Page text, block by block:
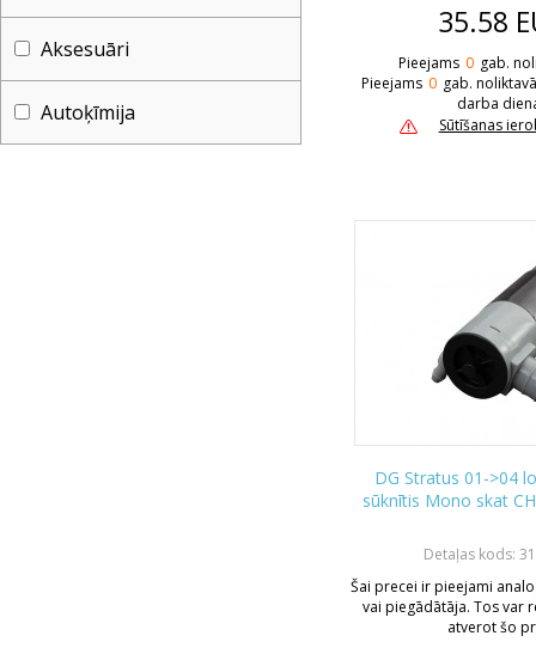
Aksesuāri
Autoķīmija
35.58
Pieejams 0 gab.
Pieejams 0 gab.
darba
Sūtīšanas
DG Stratus 01->04
sūknītis Mono skat
Detaļas kods:
Šai precei ir pieejami
vai piegādātāja. Tos var
atverot šo